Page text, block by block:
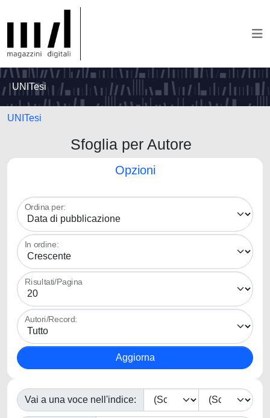
UNITesi
UNITesi
Sfoglia per Autore
Opzioni
Ordina per:
In ordine:
Risultati/Pagina
Autori/Record:
Vai a una voce nell'indice: